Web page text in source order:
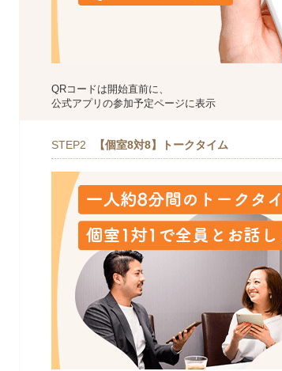
QRコードは開始直前に、
公式アプリの参加予定ページに表示
STEP2 【個室8対8】トークタイム